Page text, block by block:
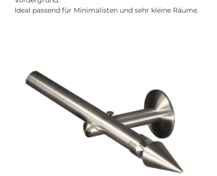
Ideal passend für Minimalisten und sehr kleine Räume.